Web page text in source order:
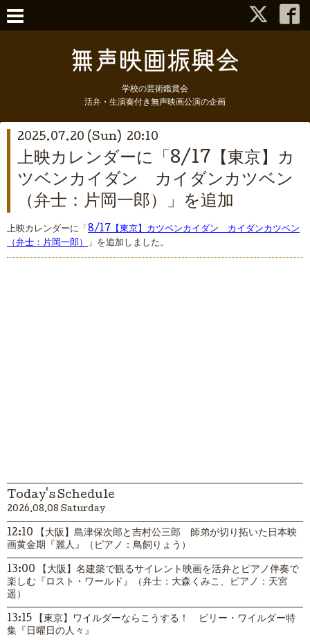
学校の芸術鑑賞会
活弁・生演奏付き無声映画公演の企画
2025.07.20 (Sun) 20:10
上映カレンダーに「8/17【東京】カ
ツベンカイダン カイダンカツベン
（弁士：片岡一郎）」を追加
上映カレンダーに「 8/17【東京】カツベンカイダン カイダンカツベン
（弁士：片岡一郎） 」を追加しました。
Today's Schedule
2026.08.08 Saturday
12:10 【大阪】島津保次郎と吉村公三郎 師弟が切り拓いた日本映
画黄金期『麗人』（ピアノ：鳥飼りょう）
13:00 【大阪】名建築で観るサイレント映画を活弁とピアノ伴奏で
楽しむ『ロスト・ワールド』（弁士：大森くみこ、ピアノ：天宮
遥）
13:15 【東京】ワイルダーならこうする！ ビリー・ワイルダー特
集『日曜日の人々』